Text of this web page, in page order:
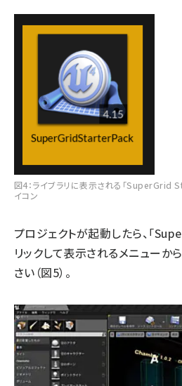
図4：ライブラリに表示される「SuperGrid
イコン
プロジェクトが起動したら、「
リックして表示されるメニューか
さい（図5）。